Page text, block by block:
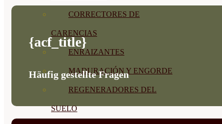
CORRECTORES DE
CARENCIAS
ENRAIZANTES
MADURACIÓN Y ENGORDE
REGENERADORES DEL
SUELO
{acf_title}
Häufig gestellte Fragen